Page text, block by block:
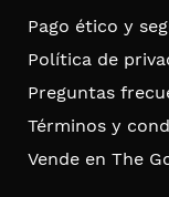
Pago ético y
Política de
Preguntas
Términos y
Vende en The